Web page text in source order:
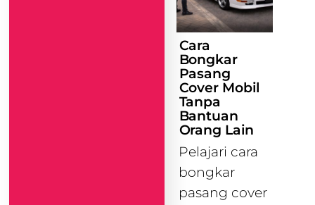
Cara
Bongkar
Pasang
Cover Mobil
Tanpa
Bantuan
Orang Lain
Pelajari cara
bongkar
pasang cover